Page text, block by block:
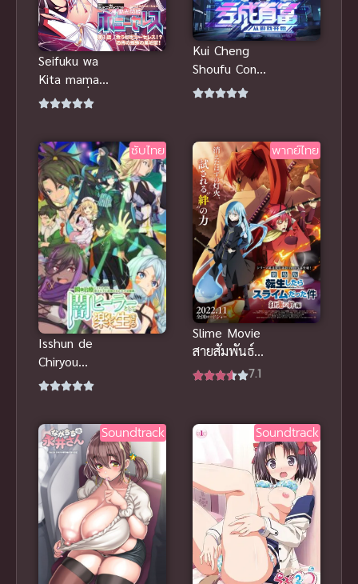
Seifuku wa
Kita mama
de ตอนที่ 1
ไทย Anal
(ประตูหลัง) |
Kui Cheng
Shoufu Cong
Youxi Kaishi
ซับไทย
Isshun de
Chiryou
shiteita noni
นักเยียวยา
อัจฉริยะผู้ถูกไล่
ออกจากปาร์ตี้
ขอสนุกกับชีวิต
จากนี้ในฐานะ
หมอเถื่อน
พากย์ไทย
Slime Movie
สายสัมพันธ์สี
ชาด พากย์
สไลม์ไปซะ
7.1
Soundtrack Soundtrack